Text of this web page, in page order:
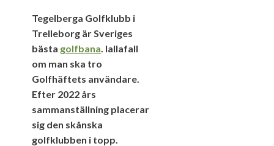
Tegelberga Golfklubb i
Trelleborg är Sveriges
bästa golfbana . Iallafall
om man ska tro
Golfhäftets användare.
Efter 2022 års
sammanställning placerar
sig den skånska
golfklubben i topp.